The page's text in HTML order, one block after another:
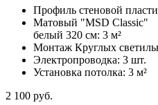
Профиль стеновой
Матовый "MSD Classic"
белый 320 см: 3 м²
Монтаж Круглых
Электропроводка: 3 шт.
Установка потолка: 3 м²
2 100 руб.